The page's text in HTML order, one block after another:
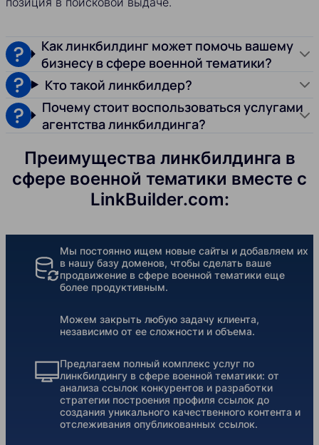
Как линкбилдинг может помочь вашему
бизнесу в сфере военной тематики?
Кто такой линкбилдер?
Почему стоит воспользоваться услугами
агентства линкбилдинга?
Преимущества линкбилдинга в
сфере военной тематики вместе с
LinkBuilder.com:
Мы постоянно ищем новые сайты и добавляем их
в нашу базу доменов, чтобы сделать ваше
продвижение в сфере военной тематики еще
более продуктивным.
Можем закрыть любую задачу клиента,
независимо от ее сложности и объема.
Предлагаем полный комплекс услуг по
линкбилдингу в сфере военной тематики: от
анализа ссылок конкурентов и разработки
стратегии построения профиля ссылок до
создания уникального качественного контента и
отслеживания опубликованных ссылок.